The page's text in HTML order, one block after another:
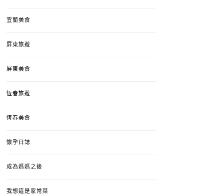
宜蘭美食
屏東旅遊
屏東美食
恆春旅遊
恆春美食
懷孕日誌
成為媽媽之後
我想這是家常菜